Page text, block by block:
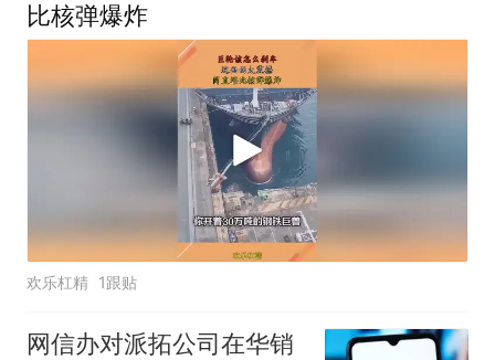
比核弹爆炸
欢乐杠精 1跟贴
网信办对派拓公司在华销